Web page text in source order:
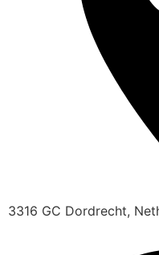
3316 GC Dordrecht,